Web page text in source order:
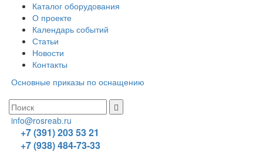
Каталог оборудования
О проекте
Календарь событий
Статьи
Новости
Контакты
Основные приказы по оснащению
info@rosreab.ru
+7 (391) 203 53 21
+7 (938) 484-73-33